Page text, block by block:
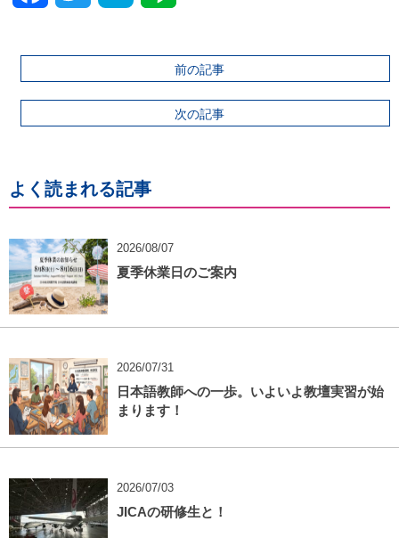
前の記事
次の記事
よく読まれる記事
2026/08/07
夏季休業日のご案内
2026/07/31
日本語教師への一歩。いよいよ教壇実習が始
まります！
2026/07/03
JICAの研修生と！